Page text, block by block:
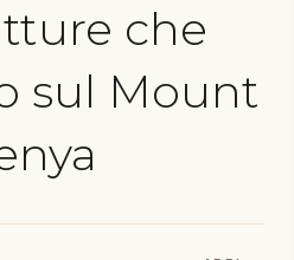
che
sul Mount